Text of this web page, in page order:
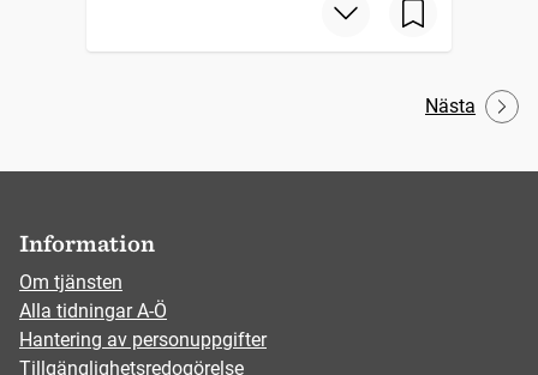
Nästa
Information
Om tjänsten
Alla tidningar A-Ö
Hantering av personuppgifter
Tillgänglighetsredogörelse